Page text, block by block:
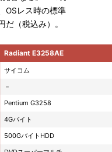
OSレス時の標準
（税込み）。
Radiant E3258AE
サイコム
－
Pentium G3258
4Gバイト
500GバイトHDD